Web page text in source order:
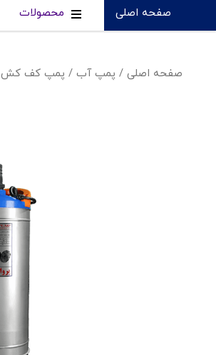
صفحه اصلی محصولات
صفحه اصلی / پمپ آب / پمپ کف کش